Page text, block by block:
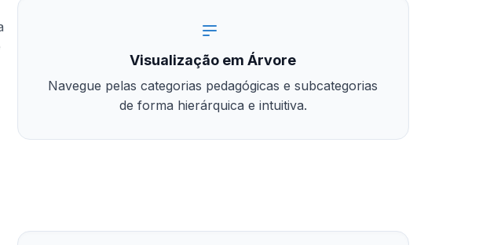
Visualização em Árvore
Navegue pelas categorias pedagógicas e subcategorias
de forma hierárquica e intuitiva.